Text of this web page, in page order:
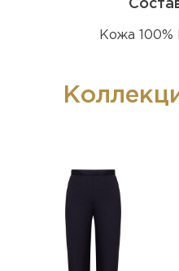
Кожа 100%